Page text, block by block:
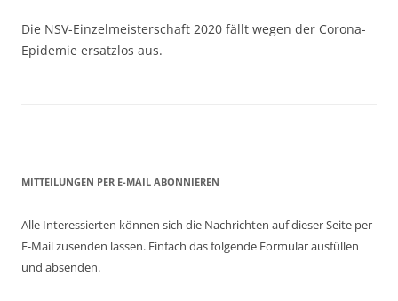
Die NSV-Einzelmeisterschaft 2020 fällt wegen der Corona-
Epidemie ersatzlos aus.
MITTEILUNGEN PER E-MAIL ABONNIEREN
Alle Interessierten können sich die Nachrichten auf dieser Seite per
E-Mail zusenden lassen. Einfach das folgende Formular ausfüllen
und absenden.